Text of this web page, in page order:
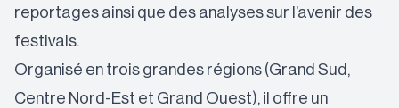
reportages ainsi que des analyses sur l’avenir des
festivals.
Organisé en trois grandes régions (Grand Sud,
Centre Nord-Est et Grand Ouest), il offre un